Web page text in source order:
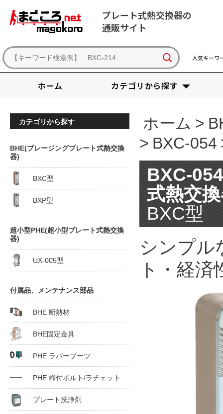
プレート式熱交換器の
通販サイト
人気キーワ
ホーム カテゴリから探す
ホーム >
> BXC-054
BXC-
式熱交
BXC型
シンプル
ト・経
カテゴリから探す
BHE(ブレージングプレート式熱交換
器)
BXC型
BXP型
超小型PHE(超小型プレート式熱交換
器)
UX-005型
付属品、メンテナンス部品
BHE 断熱材
BHE固定金具
PHE ラバーブーツ
PHE 締付ボルト/ラチェット
プレート洗浄剤